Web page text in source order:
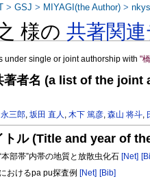
様の共著関
under single or joint authorship with"
著者名 (a list of the joint
三郎,坂田 直人 ,木下 篤彦,森山 将斗,
トル (Title and year of
部帯”内帯の地質と放散虫化石 [Net]
おけるpa pu探査例 [Net] [Bib]
>GSJ > MIYAGI(the Author) >